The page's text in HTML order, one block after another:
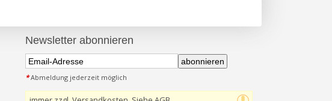
Newsletter abonnieren
abonnieren
*Abmeldung jederzeit möglich